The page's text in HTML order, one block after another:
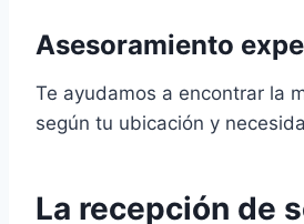
Asesoramiento
Te ayudamos a encontrar la
según tu ubicación y
La recepción de